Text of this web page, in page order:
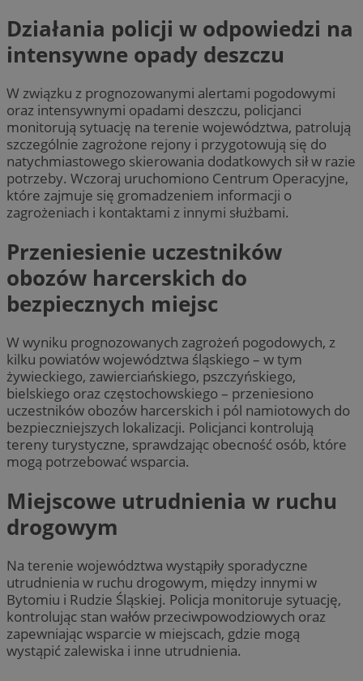
Działania policji w odpowiedzi na
intensywne opady deszczu
W związku z prognozowanymi alertami pogodowymi
oraz intensywnymi opadami deszczu, policjanci
monitorują sytuację na terenie województwa, patrolują
szczególnie zagrożone rejony i przygotowują się do
natychmiastowego skierowania dodatkowych sił w razie
potrzeby. Wczoraj uruchomiono Centrum Operacyjne,
które zajmuje się gromadzeniem informacji o
zagrożeniach i kontaktami z innymi służbami.
Przeniesienie uczestników
obozów harcerskich do
bezpiecznych miejsc
W wyniku prognozowanych zagrożeń pogodowych, z
kilku powiatów województwa śląskiego – w tym
żywieckiego, zawierciańskiego, pszczyńskiego,
bielskiego oraz częstochowskiego – przeniesiono
uczestników obozów harcerskich i pól namiotowych do
bezpieczniejszych lokalizacji. Policjanci kontrolują
tereny turystyczne, sprawdzając obecność osób, które
mogą potrzebować wsparcia.
Miejscowe utrudnienia w ruchu
drogowym
Na terenie województwa wystąpiły sporadyczne
utrudnienia w ruchu drogowym, między innymi w
Bytomiu i Rudzie Śląskiej. Policja monitoruje sytuację,
kontrolując stan wałów przeciwpowodziowych oraz
zapewniając wsparcie w miejscach, gdzie mogą
wystąpić zalewiska i inne utrudnienia.